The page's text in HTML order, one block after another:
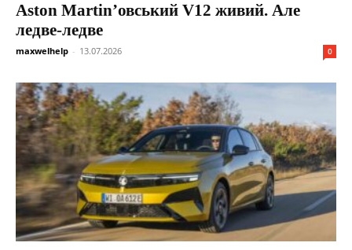
Aston Martin’овський V12 живий. Але
ледве-ледве
maxwelhelp - 13.07.2026 0